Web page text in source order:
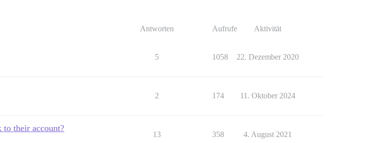
Antworten Aufrufe Aktivität
5 1058 22. Dezember 2020
2 174 11. Oktober 2024
to their account?
13 358 4. August 2021